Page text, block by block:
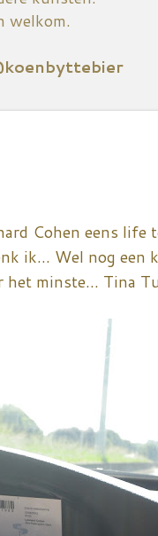
welkom.
Cohen eens life
ik... Wel nog
minste... Tina